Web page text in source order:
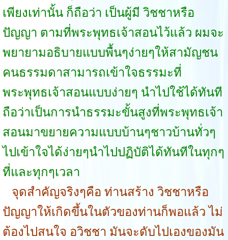
เพียงเท่านั้น ก็ถือว่า เป็นผู้มี วิชชาหรือ
ปัญญา ตามที่พระพุทธเจ้าสอนไว้แล้ว ผมจะ
พยายามอธิบายแบบพื้นๆง่ายๆให้สามัญชน
คนธรรมดาสามารถเข้าใจธรรมะที่
พระพุทธเจ้าสอนแบบง่ายๆ นำไปใช้ได้ทันที
ถือว่าเป็นการนำธรรมะขั้นสูงที่พระพุทธเจ้า
สอนมาขยายความแบบบ้านๆชาวบ้านทั่วๆ
ไปเข้าใจได้ง่ายๆนำไปปฏิบัติได้ทันทีในทุกๆ
ที่และทุกๆเวลา
จุดสำคัญจริงๆคือ ท่านสร้าง วิชชาหรือ
ปัญญาให้เกิดขึ้นในตัวของท่านก็พอแล้ว ไม่
ต้องไปสนใจ อวิชชา มันจะดับไปเองของมัน